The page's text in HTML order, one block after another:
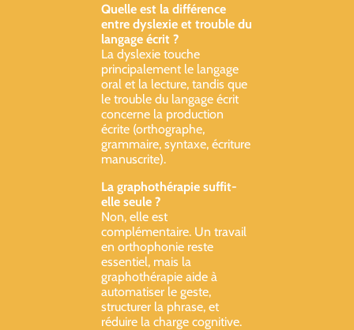
Quelle est la différence
entre dyslexie et trouble du
langage écrit ?
La dyslexie touche
principalement le langage
oral et la lecture, tandis que
le trouble du langage écrit
concerne la production
écrite (orthographe,
grammaire, syntaxe, écriture
manuscrite).
La graphothérapie suffit-
elle seule ?
Non, elle est
complémentaire. Un travail
en orthophonie reste
essentiel, mais la
graphothérapie aide à
automatiser le geste,
structurer la phrase, et
réduire la charge cognitive.